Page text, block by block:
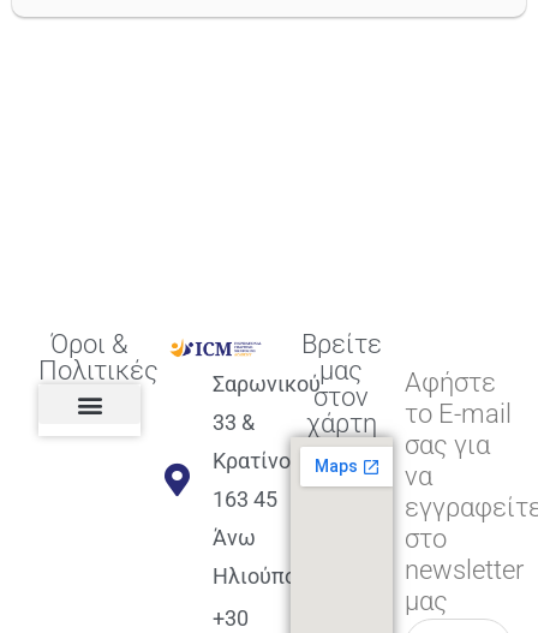
Όροι &
Πολιτικές
Σαρωνικού
33 &
Κρατίνου
163 45
Άνω
Ηλιούπολη
+30
Βρείτε
μας
στον
χάρτη
Αφήστε
το E-mail
σας για
να
στο
newsletter
μας